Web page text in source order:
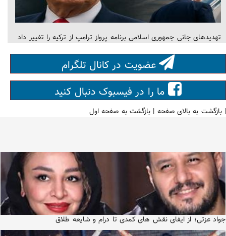
تهدیدهای جانی جمهوری اسلامی برنامه پرواز ترامپ از ترکیه را تغییر داد
عضویت در کانال تلگرام
ما را در فیسبوک دنبال کنید
|بازگشت به بالای صفحه |بازگشت به صفحه اول
جواد عزتی؛ از ایفای نقش های کمدی تا درام و شایعه طلاق